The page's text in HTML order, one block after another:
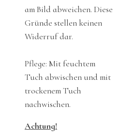
am Bild abweichen. Diese
Gründe stellen keinen
Widerruf dar.
Pflege: Mit feuchtem
Tuch abwischen und mit
trockenem Tuch
nachwischen.
Achtung!